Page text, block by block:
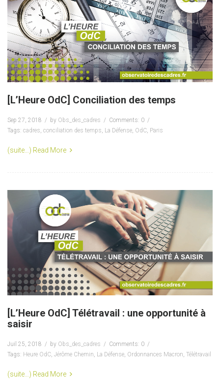
[L’Heure OdC] Conciliation des temps
Sep 27, 2018 by Obs_des_cadres
Comments: 0
Tags: cadres, conciliation des temps, La Défense, OdC, Paris
(suite…) Read More
[L’Heure OdC] Télétravail : une opportunité à
saisir
Juil 25, 2018 by Obs_des_cadres
Comments: 0
Tags: Heure OdC, Jérôme Chemin, La Défense, Ordonnances Macron, Télétravail
(suite…) Read More